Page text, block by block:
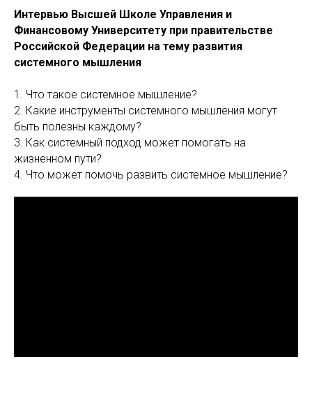
Интервью Высшей Школе Управления и
Финансовому Университету при правительстве
Российской Федерации на тему развития
системного мышления
1. Что такое системное мышление?
2. Какие инструменты системного мышления могут
быть полезны каждому?
3. Как системный подход может помогать на
жизненном пути?
4. Что может помочь развить системное мышление?